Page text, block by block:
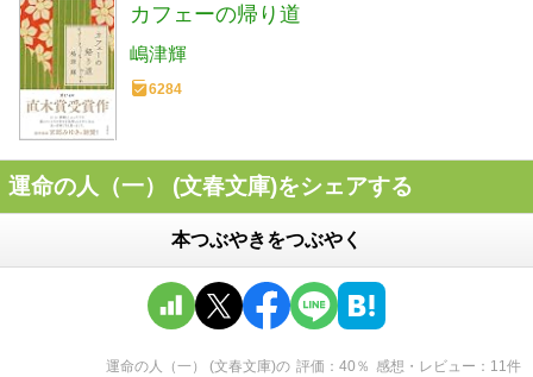
カフェーの帰り道
嶋津輝
6284
運命の人（一） (文春文庫)をシェアする
本つぶやきをつぶやく
運命の人（一） (文春文庫)の 評価 40 ％ 感想・レビュー 11 件